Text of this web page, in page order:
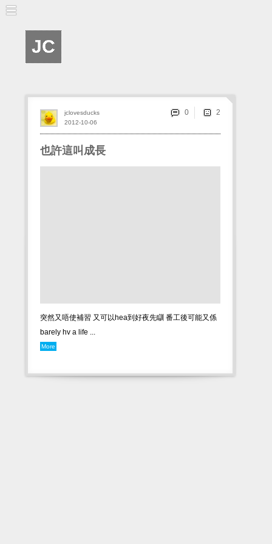
JC
也許這叫成長
突然又唔使補習 又可以hea到好夜先瞓 番工後可能又係
barely hv a life ...
More
2012-10-06
jclovesducks 0